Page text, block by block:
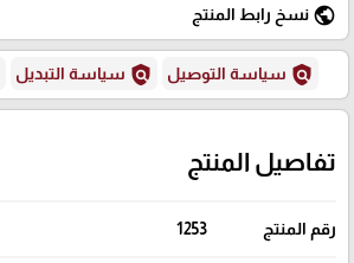
public نسخ رابط المنتج
policy سياسة التوصيل policy سياسة التبديل
تفاصيل المنتج
رقم المنتج 1253